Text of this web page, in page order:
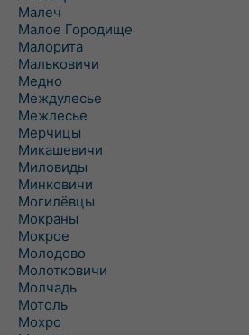
Малеч
Малое Городище
Малорита
Мальковичи
Медно
Междулесье
Межлесье
Мерчицы
Микашевичи
Миловиды
Минковичи
Могилёвцы
Мокраны
Мокрое
Молодово
Молотковичи
Молчадь
Мотоль
Мохро